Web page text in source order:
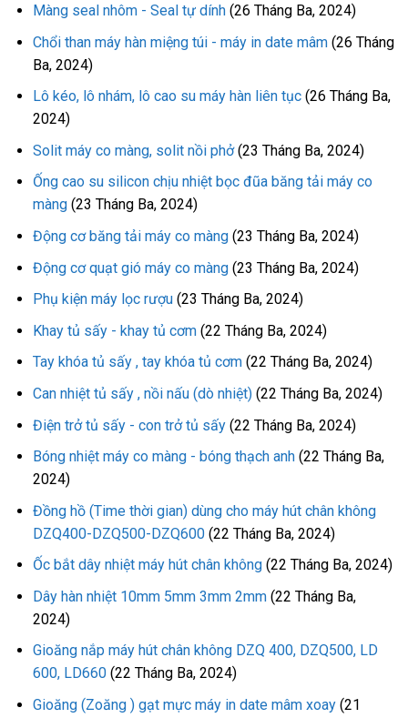
Màng seal nhôm - Seal tự dính (26 Tháng Ba, 2024)
Chổi than máy hàn miệng túi - máy in date mâm (26 Tháng
Ba, 2024)
Lô kéo, lô nhám, lô cao su máy hàn liên tục (26 Tháng Ba,
2024)
Solit máy co màng, solit nồi phở (23 Tháng Ba, 2024)
Ống cao su silicon chịu nhiệt bọc đũa băng tải máy co
màng (23 Tháng Ba, 2024)
Động cơ băng tải máy co màng (23 Tháng Ba, 2024)
Động cơ quạt gió máy co màng (23 Tháng Ba, 2024)
Phụ kiện máy lọc rượu (23 Tháng Ba, 2024)
Khay tủ sấy - khay tủ cơm (22 Tháng Ba, 2024)
Tay khóa tủ sấy , tay khóa tủ cơm (22 Tháng Ba, 2024)
Can nhiệt tủ sấy , nồi nấu (dò nhiệt) (22 Tháng Ba, 2024)
Điện trở tủ sấy - con trở tủ sấy (22 Tháng Ba, 2024)
Bóng nhiệt máy co màng - bóng thạch anh (22 Tháng Ba,
2024)
Đồng hồ (Time thời gian) dùng cho máy hút chân không
DZQ400-DZQ500-DZQ600 (22 Tháng Ba, 2024)
Ốc bắt dây nhiệt máy hút chân không (22 Tháng Ba, 2024)
Dây hàn nhiệt 10mm 5mm 3mm 2mm (22 Tháng Ba,
2024)
Gioăng nắp máy hút chân không DZQ 400, DZQ500, LD
600, LD660 (22 Tháng Ba, 2024)
Gioăng (Zoăng ) gạt mực máy in date mâm xoay (21